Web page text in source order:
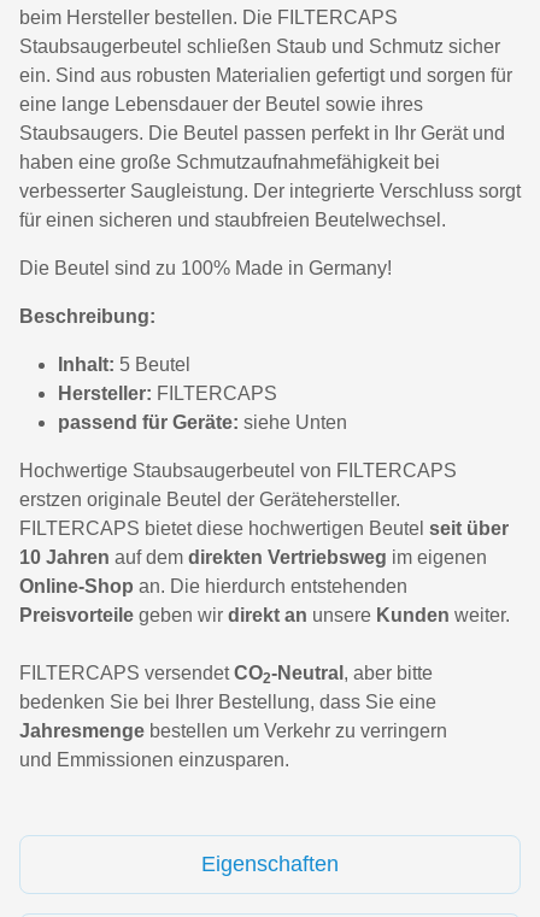
beim Hersteller bestellen. Die FILTERCAPS
Staubsaugerbeutel schließen Staub und Schmutz sicher
ein. Sind aus robusten Materialien gefertigt und sorgen für
eine lange Lebensdauer der Beutel sowie ihres
Staubsaugers. Die Beutel passen perfekt in Ihr Gerät und
haben eine große Schmutzaufnahmefähigkeit bei
verbesserter Saugleistung. Der integrierte Verschluss sorgt
für einen sicheren und staubfreien Beutelwechsel.
Die Beutel sind zu 100% Made in Germany!
Beschreibung:
Inhalt: 5 Beutel
Hersteller: FILTERCAPS
passend für Geräte: siehe Unten
Hochwertige Staubsaugerbeutel von FILTERCAPS
erstzen originale Beutel der Gerätehersteller.
FILTERCAPS bietet diese hochwertigen Beutel seit über
10 Jahren auf dem direkten Vertriebsweg im eigenen
Online-Shop an. Die hierdurch entstehenden
Preisvorteile geben wir direkt an unsere Kunden weiter.
FILTERCAPS versendetCO2-Neutral , aber bitte
bedenken Sie bei Ihrer Bestellung, dass Sie eine
Jahresmenge bestellen um Verkehr zu verringern
und Emmissionen einzusparen.
Eigenschaften